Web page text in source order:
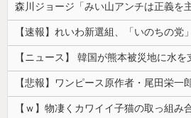
【速報】れいわ新選組、「いのちの党
【ｗ】物凄くカワイイ子猫の取っ組み